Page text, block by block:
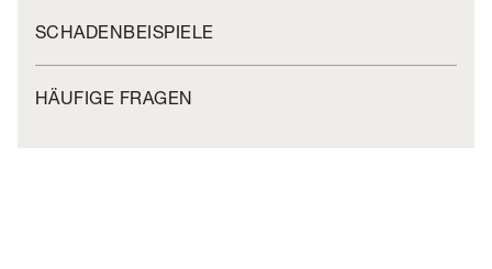
SCHADENBEISPIELE
HÄUFIGE FRAGEN